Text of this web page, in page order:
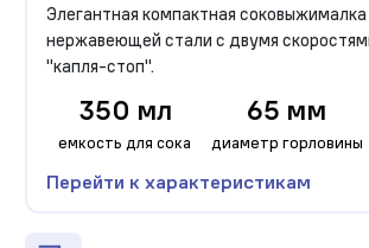
Элегантная компактная соковыжималка
нержавеющей стали с двумя
"капля-стоп".
350 мл
емкость для сока
65 мм
диаметр горловины
Перейти к характеристикам